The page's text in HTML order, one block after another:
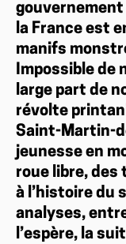
la France est
manifs
Impossible de
large part de
révolte
Saint-Martin-
jeunesse en
roue libre,
à l’histoire du
analyses,
l’espère, la